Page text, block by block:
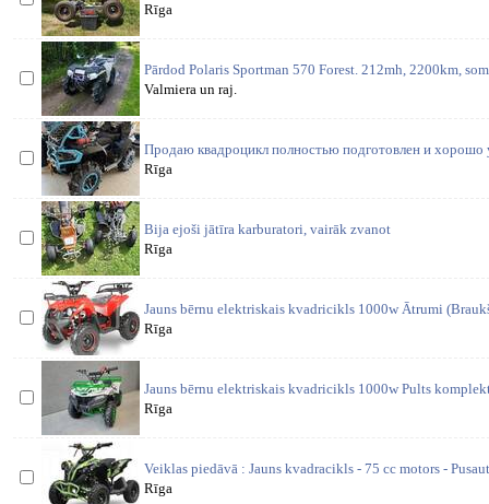
Rīga
Pārdod Polaris Sportman 570 Forest. 212mh, 2200km,
Valmiera un raj.
Продаю квадроцикл полностью подготовлен и хорошо
Rīga
Bija ejoši jātīra karburatori, vairāk zvanot
Rīga
Jauns bērnu elektriskais kvadricikls 1000w Ātrumi
Rīga
Jauns bērnu elektriskais kvadricikls 1000w Pults
Rīga
Veiklas piedāvā : Jauns kvadracikls - 75 cc motors -
Rīga